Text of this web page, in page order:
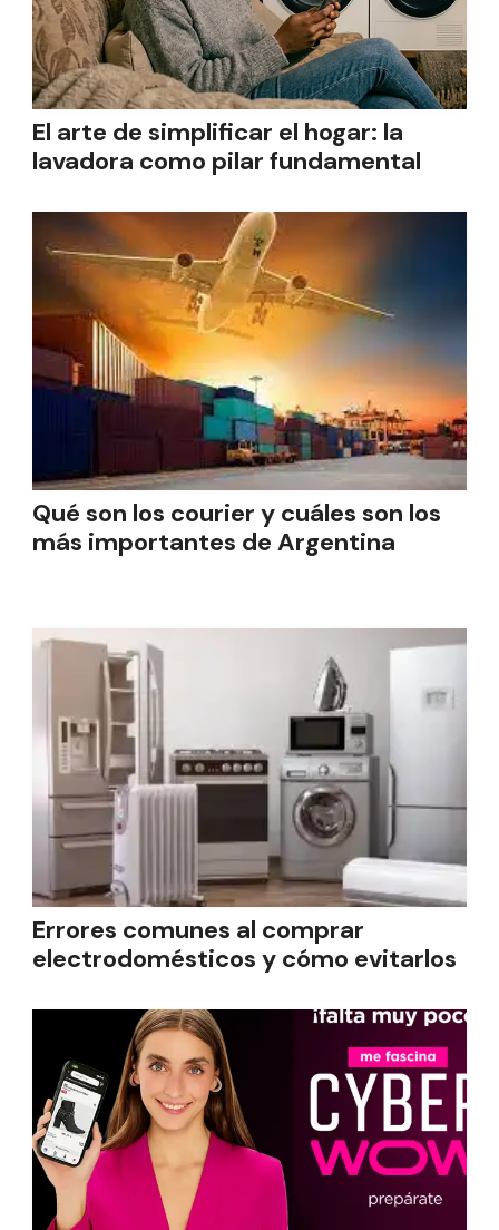
El arte de simplificar el hogar: la
lavadora como pilar fundamental
Qué son los courier y cuáles son los
más importantes de Argentina
Errores comunes al comprar
electrodomésticos y cómo evitarlos